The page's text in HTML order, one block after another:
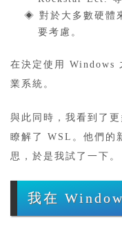
◈ 對於大多數硬體
要考慮。
在決定使用 Windows
業系統。
與此同時，我看到了
瞭解了 WSL。他們的
思，於是我試了一下。
我在